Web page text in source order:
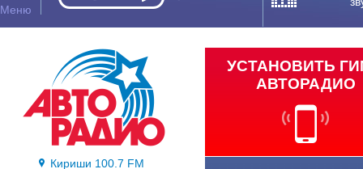
Кириши 100.7 FM
УСТАНОВИТЬ
АВТОРАДИО